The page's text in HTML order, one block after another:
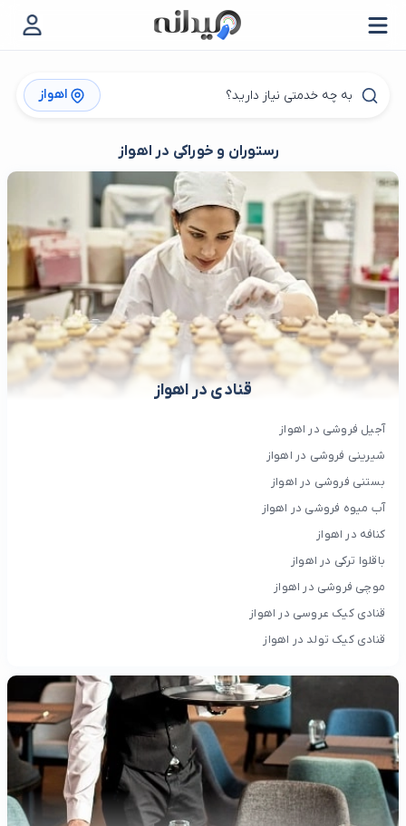
اهواز
رستوران و خوراکی در اهواز
قنادی در اهواز
آجیل فروشی در اهواز
شیرینی فروشی در اهواز
بستنی فروشی در اهواز
آب میوه فروشی در اهواز
کنافه در اهواز
باقلوا ترکی در اهواز
موچی فروشی در اهواز
قنادی کیک عروسی در اهواز
قنادی کیک تولد در اهواز